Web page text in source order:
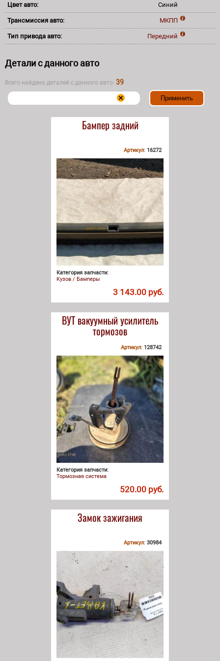
Цвет авто: Синий
Трансмиссия авто: МКПП
Тип привода авто: Передний
Детали с данного авто
Всего найдено деталей с данного авто: 39
Бампер задний
Артикул: 16272
Категория запчасти:
Кузов / Бамперы
3 143.00 руб.
ВУТ вакуумный усилитель
тормозов
Артикул: 128742
Категория запчасти:
Тормозная система
520.00 руб.
Замок зажигания
Артикул: 30984